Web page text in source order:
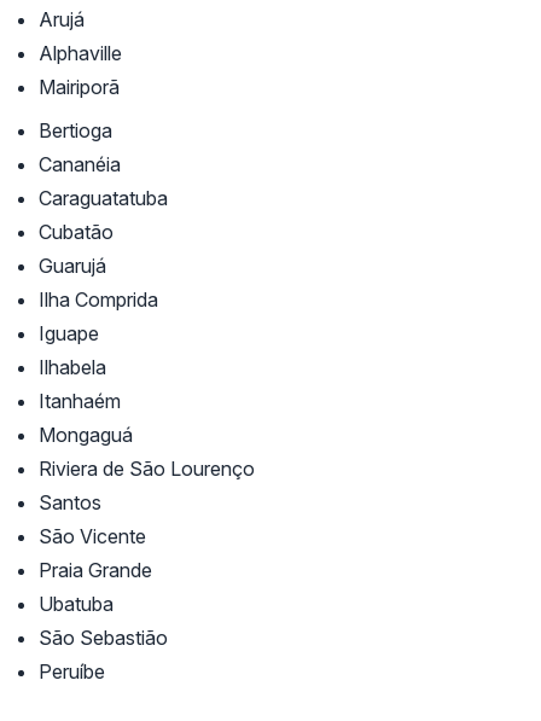
Arujá
Alphaville
Mairiporã
Bertioga
Cananéia
Caraguatatuba
Cubatão
Guarujá
Ilha Comprida
Iguape
Ilhabela
Itanhaém
Mongaguá
Riviera de São Lourenço
Santos
São Vicente
Praia Grande
Ubatuba
São Sebastião
Peruíbe